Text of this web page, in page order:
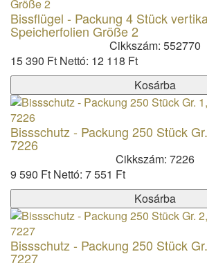
Bissflügel - Packung 4 Stück
Speicherfolien Größe 2
Cikkszám: 552770
15 390 Ft Nettó: 12 118 Ft
Kosárba
Bissschutz - Packung 250 Stück
7226
Cikkszám: 7226
9 590 Ft Nettó: 7 551 Ft
Kosárba
Bissschutz - Packung 250 Stück
7227